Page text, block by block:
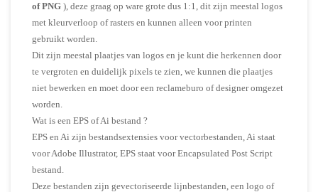
of PNG ), deze graag op ware grote dus 1:1, dit zijn meestal logos
met kleurverloop of rasters en kunnen alleen voor printen
gebruikt worden.
Dit zijn meestal plaatjes van logos en je kunt die herkennen door
te vergroten en duidelijk pixels te zien, we kunnen die plaatjes
niet bewerken en moet door een reclameburo of designer omgezet
worden.
Wat is een EPS of Ai bestand ?
EPS en Ai zijn bestandsextensies voor vectorbestanden, Ai staat
voor Adobe Illustrator, EPS staat voor Encapsulated Post Script
bestand.
Deze bestanden zijn gevectoriseerde lijnbestanden, een logo of